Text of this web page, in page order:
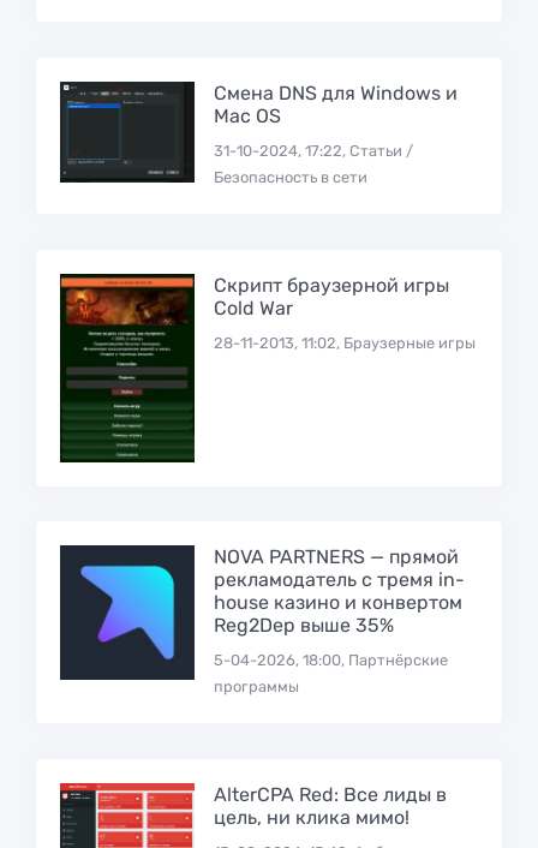
Смена DNS для Windows и
Mac OS
31-10-2024, 17:22, Статьи /
Безопасность в сети
Скрипт браузерной игры
Cold War
28-11-2013, 11:02, Браузерные игры
NOVA PARTNERS — прямой
рекламодатель с тремя in-
house казино и конвертом
Reg2Dep выше 35%
5-04-2026, 18:00, Партнёрские
программы
AlterCPA Red: Все лиды в
цель, ни клика мимо!